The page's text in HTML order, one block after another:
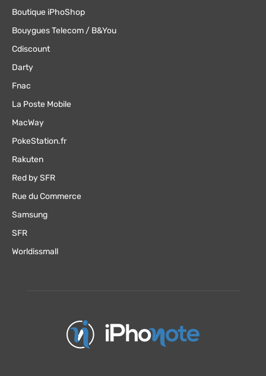
Boutique iPhoShop
Bouygues Telecom / B&You
Cdiscount
Darty
Fnac
La Poste Mobile
MacWay
PokeStation.fr
Rakuten
Red by SFR
Rue du Commerce
Samsung
SFR
Worldissmall